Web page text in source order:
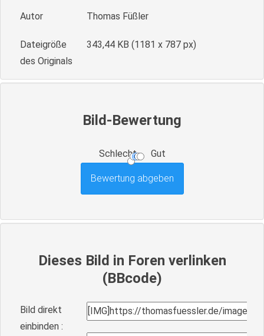
Autor Thomas Füßler
Dateigröße
des Originals
343,44 KB (1181 x 787 px)
Bild-Bewertung
Schlecht Gut
Dieses Bild in Foren verlinken
(BBcode)
Bild direkt
einbinden :